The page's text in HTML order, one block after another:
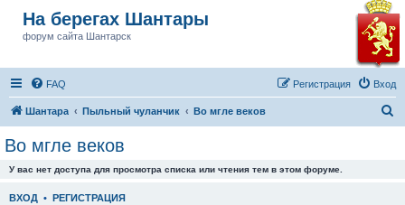
На берегах Шантары
форум сайта Шантарск
FAQ Вход
Регистрация
Шантара Пыльный чуланчик Во мгле веков
Во мгле веков
У вас нет доступа для просмотра списка или чтения тем в этом форуме.
ВХОД • РЕГИСТРАЦИЯ